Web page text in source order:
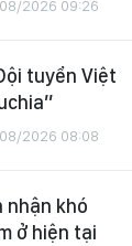
2026 09:26
tuyển Việt
2026 08:08
nhận khó
ở hiện tại